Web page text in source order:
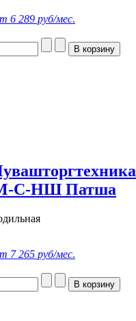
6 289 руб/мес.
С-НШ Патша
7 265 руб/мес.